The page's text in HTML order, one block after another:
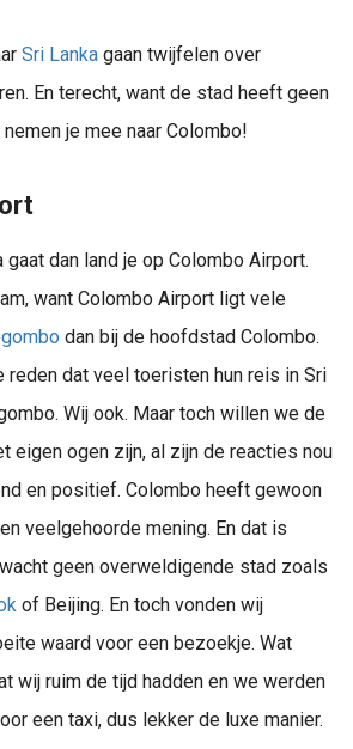
Sri Lanka gaan twijfelen over
En terecht, want de stad heeft geen
je mee naar Colombo!
gaat dan land je op Colombo Airport.
want Colombo Airport ligt vele
dan bij de hoofdstad Colombo.
reden dat veel toeristen hun reis in Sri
Wij ook. Maar toch willen we de
eigen ogen zijn, al zijn de reacties nou
en positief. Colombo heeft gewoon
veelgehoorde mening. En dat is
geen overweldigende stad zoals
of Beijing. En toch vonden wij
waard voor een bezoekje. Wat
wij ruim de tijd hadden en we werden
een taxi, dus lekker de luxe manier.